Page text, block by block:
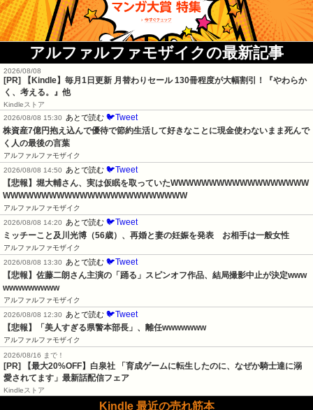
アルファルファモザイクの最新記事
2026/08/08
[PR]
【Kindle】毎月1日更新 月替わりセール 130冊程度が大幅割引！『やわらか
く、考える。』他
Kindleストア
2026/08/08 15:30 あとで読む 🐦Tweet
株資産7億円抱え込んで優待で節約生活して好きなことに現金使わないまま死んで
く人の最後の言葉
アルファルファモザイク
2026/08/08 14:50 あとで読む 🐦Tweet
【悲報】堀大輔さん、実は仮眠を取っていたWWWWWWWWWWWWWWWWWW
WWWWWWWWWWWWWWWWWWWWWWWW
アルファルファモザイク
2026/08/08 14:20 あとで読む 🐦Tweet
ミッチーこと及川光博（56歳）、再婚と妻の妊娠を発表　お相手は一般女性
アルファルファモザイク
2026/08/08 13:30 あとで読む 🐦Tweet
【悲報】佐藤二朗さん主演の「踊る」スピンオフ作品、結局撮影中止が決定www
wwwwwwwww
アルファルファモザイク
2026/08/08 12:30 あとで読む 🐦Tweet
【悲報】「美人すぎる県警本部長」、離任wwwwwww
アルファルファモザイク
2026/08/16 まで！
[PR] 【最大20%OFF】白泉社 「育成ゲームに転生したのに、なぜか騎士達に溺
愛されてます」最新話配信フェア
Kindleストア
Kindle 最近の売れ筋本